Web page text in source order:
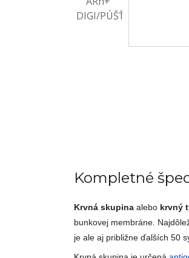
Kompletné
Krvná skupina alebo krvný
bunkovej membráne.
je ale aj približne ďalších 50